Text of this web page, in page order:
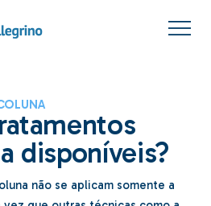
disponíveis?
não se aplicam somente a